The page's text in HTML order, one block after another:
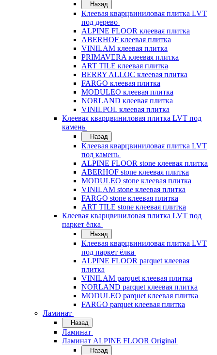
Назад
Клеевая кварцвиниловая плитка LVT
под дерево
ALPINE FLOOR клеевая плитка
ABERHOF клеевая плитка
VINILAM клеевая плитка
PRIMAVERA клеевая плитка
ART TILE клеевая плитка
BERRY ALLOC клеевая плитка
FARGO клеевая плитка
MODULEO клеевая плитка
NORLAND клеевая плитка
VINILPOL клеевая плитка
Клеевая кварцвиниловая плитка LVT под
камень
Назад
Клеевая кварцвиниловая плитка LVT
под камень
ALPINE FLOOR stone клеевая плитка
ABERHOF stone клеевая плитка
MODULEO stone клеевая плитка
VINILAM stone клеевая плитка
FARGO stone клеевая плитка
ART TILE stone клеевая плитка
Клеевая кварцвиниловая плитка LVT под
паркет ёлка
Назад
Клеевая кварцвиниловая плитка LVT
под паркет ёлка
ALPINE FLOOR parquet клеевая
плитка
VINILAM parquet клеевая плитка
NORLAND parquet клеевая плитка
MODULEO parquet клеевая плитка
FARGO parquet клеевая плитка
Ламинат
Назад
Ламинат
Ламинат ALPINE FLOOR Original
Назад